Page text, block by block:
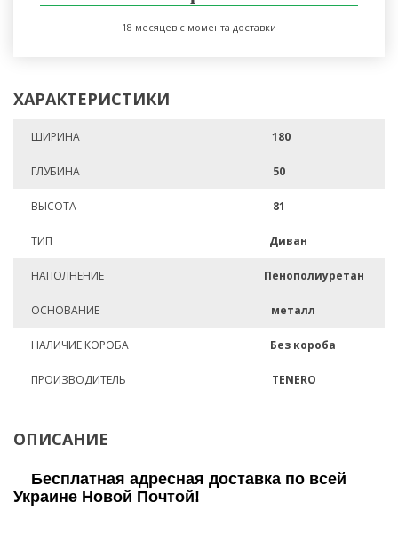
18 месяцев с момента доставки
ХАРАКТЕРИСТИКИ
ШИРИНА 180
ГЛУБИНА 50
ВЫСОТА 81
ТИП Диван
НАПОЛНЕНИЕ Пенополиуретан
ОСНОВАНИЕ металл
НАЛИЧИЕ КОРОБА Без короба
ПРОИЗВОДИТЕЛЬ TENERO
ОПИСАНИЕ
Бесплатная адресная доставка по всей
Украине Новой Почтой!